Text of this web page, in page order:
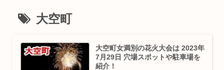
大空町
大空町女満別の花火大会は 2023年
7月29日 穴場スポットや駐車場を
紹介！